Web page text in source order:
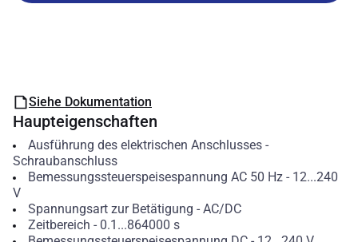
Siehe Dokumentation
Haupteigenschaften
Ausführung des elektrischen Anschlusses-
Schraubanschluss
Bemessungssteuerspeisespannung AC 50 Hz- 12...240
V
Spannungsart zur Betätigung - AC/DC
Zeitbereich - 0.1...864000 s